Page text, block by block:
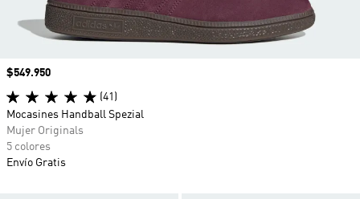
Precio
$549.950
(41)
Mocasines Handball Spezial
Mujer Originals
5 colores
Envío Gratis